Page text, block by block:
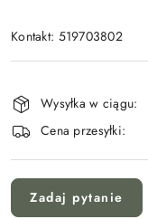
Kontakt: 519703802
i
dostawa
Wysyłka w ciągu:
Cena przesyłki:
Zadaj pytanie